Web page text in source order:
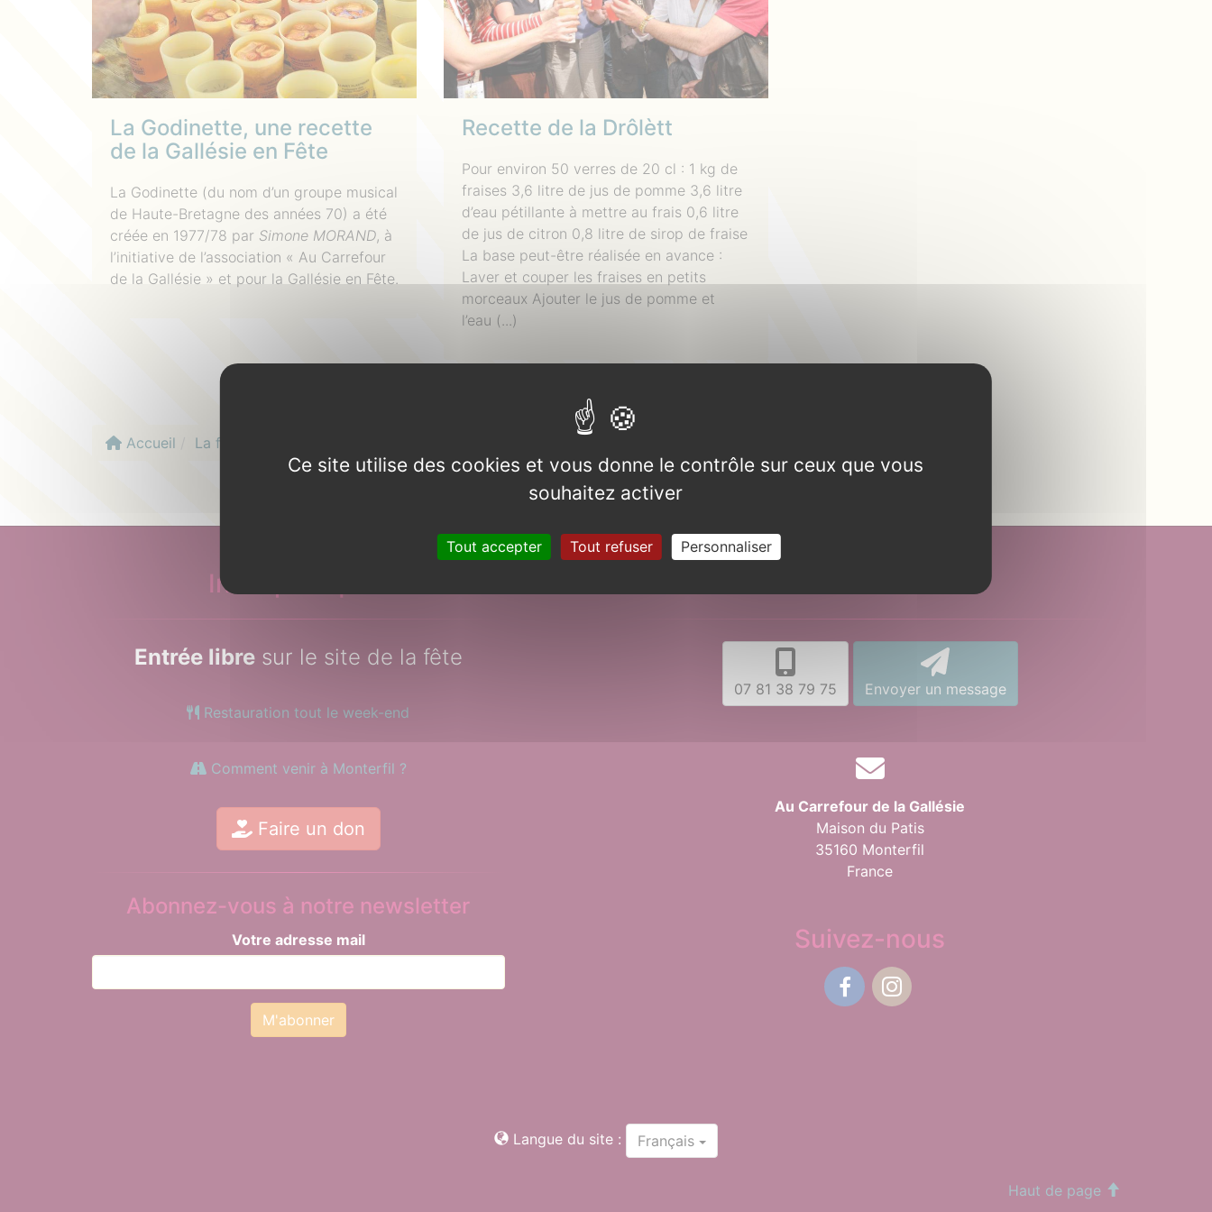
La Godinette, une recette
de la Gallésie en Fête
La Godinette (du nom d’un groupe musical
de Haute-Bretagne des années 70) a été
créée en 1977/78 par Simone MORAND, à
l’initiative de l’association « Au Carrefour
de la Gallésie » et pour la Gallésie en Fête.
Recette de la Drôlètt
Pour environ 50 verres de 20 cl : 1 kg de
fraises 3,6 litre de jus de pomme 3,6 litre
d’eau pétillante à mettre au frais 0,6 litre
de jus de citron 0,8 litre de sirop de fraise
La base peut-être réalisée en avance :
Laver et couper les fraises en petits
morceaux Ajouter le jus de pomme et
l’eau (...)
Accueil La fête
Infos pratiques
Entrée libresur le site de la fête
Restauration tout le week-end
Comment venir à Monterfil ?
Faire un don
Abonnez-vous à notre newsletter
Votre adresse mail
07 81 38 79 75 Envoyer un message
Au Carrefour de la Gallésie
Maison du Patis
35160 Monterfil
France
Suivez-nous
Langue du site : Français
Haut de page
Ce site utilise des cookies et vous donne le contrôle sur ceux que vous
souhaitez activer
Tout accepter Tout refuser Personnaliser